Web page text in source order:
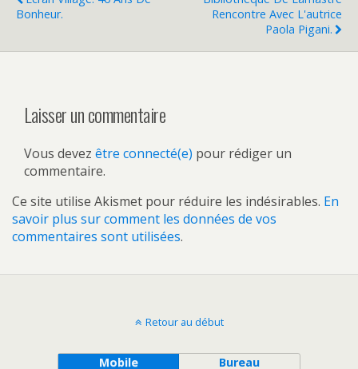
Bonheur.
Rencontre Avec L'autrice
Paola Pigani.
Laisser un commentaire
Vous devez être connecté(e) pour rédiger un
commentaire.
Ce site utilise Akismet pour réduire les indésirables. En
savoir plus sur comment les données de vos
commentaires sont utilisées.
Retour au début
Mobile Bureau